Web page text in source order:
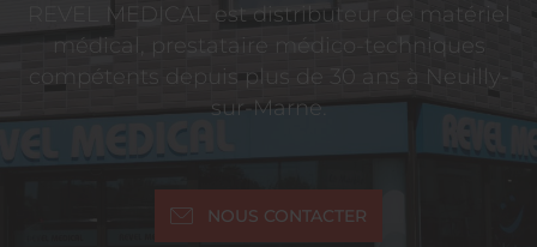
REVEL MEDICAL est distributeur de matériel
médical, prestataire médico-techniques
compétents depuis plus de 30 ans à Neuilly-
sur-Marne.
NOUS CONTACTER